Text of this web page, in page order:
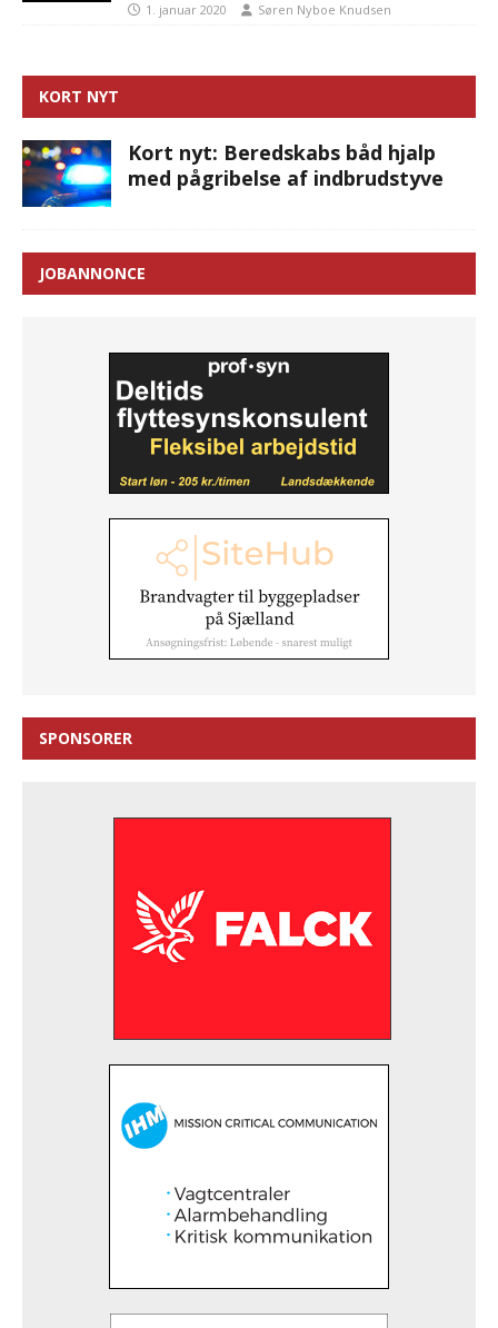
1. januar 2020 Søren Nyboe Knudsen
KORT NYT
Kort nyt: Beredskabs båd hjalp
med pågribelse af indbrudstyve
JOBANNONCE
SPONSORER